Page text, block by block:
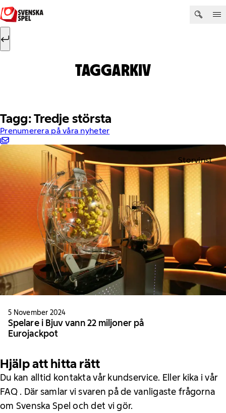
Hoppa till innehåll
Sök efter:
TAGGARKIV
Tagg: Tredje största
Prenumerera på våra nyheter
Storvinst
5 November 2024
Spelare i Bjuv vann 22 miljoner på
Eurojackpot
Hjälp att hitta rätt
Du kan alltid kontakta vår kundservice. Eller kika i vår
FAQ . Där samlar vi svaren på de vanligaste frågorna
om Svenska Spel och det vi gör.